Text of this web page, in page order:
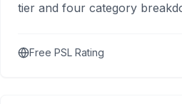
tier and four category
Free PSL Rating